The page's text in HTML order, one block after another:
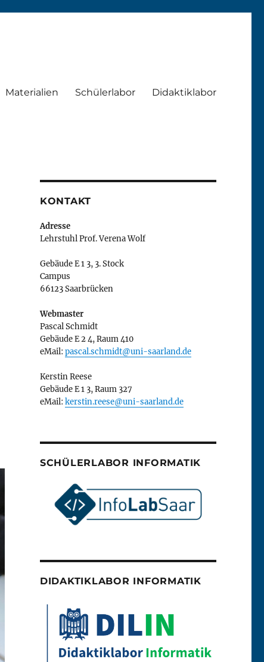
Materialien Schülerlabor Didaktiklabor
KONTAKT
Adresse
Lehrstuhl Prof. Verena Wolf
Gebäude E 1 3, 3. Stock
Campus
66123 Saarbrücken
Webmaster
Pascal Schmidt
Gebäude E 2 4, Raum 410
eMail: pascal.schmidt@uni-saarland.de
Kerstin Reese
Gebäude E 1 3, Raum 327
eMail: kerstin.reese@uni-saarland.de
SCHÜLERLABOR INFORMATIK
DIDAKTIKLABOR INFORMATIK